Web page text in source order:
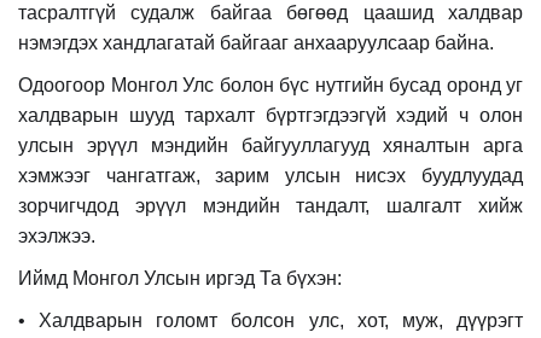
тасралтгүй судалж байгаа бөгөөд цаашид халдвар
нэмэгдэх хандлагатай байгааг анхааруулсаар байна.
Одоогоор Монгол Улс болон бүс нутгийн бусад оронд уг
халдварын шууд тархалт бүртгэгдээгүй хэдий ч олон
улсын эрүүл мэндийн байгууллагууд хяналтын арга
хэмжээг чангатгаж, зарим улсын нисэх буудлуудад
зорчигчдод эрүүл мэндийн тандалт, шалгалт хийж
эхэлжээ.
Иймд Монгол Улсын иргэд Та бүхэн:
• Халдварын голомт болсон улс, хот, муж, дүүрэгт